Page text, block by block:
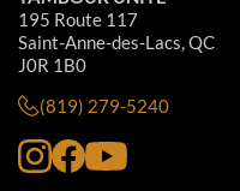
195 Route 117
Saint-Anne-des-Lacs, QC
J0R 1B0
(819) 279-5240